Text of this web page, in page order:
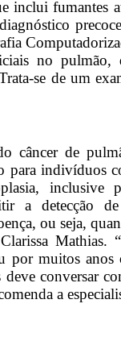
inclui fumantes
no
se de um
câncer de
para indivíduos
inclusive
a detecção
ou seja,
por muitos
conversar
a